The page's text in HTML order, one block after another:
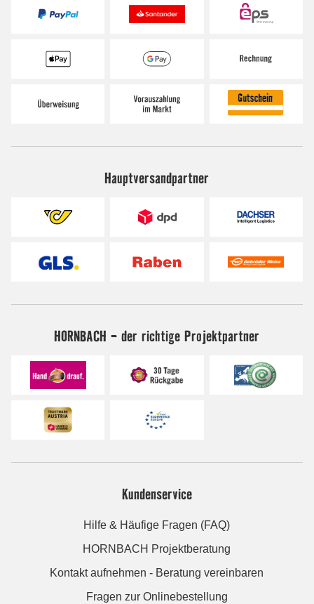
Hauptversandpartner
HORNBACH - der richtige Projektpartner
Kundenservice
Hilfe & Häufige Fragen (FAQ)
HORNBACH Projektberatung
Kontakt aufnehmen - Beratung vereinbaren
Fragen zur Onlinebestellung